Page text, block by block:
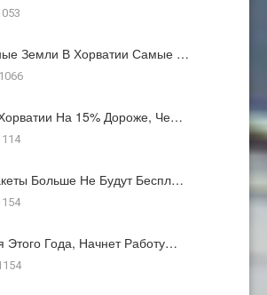
Земли В Хорватии Самые …
На 15% Дороже, Че…
Больше Не Будут Беспл…
Года, Начнет Работу…